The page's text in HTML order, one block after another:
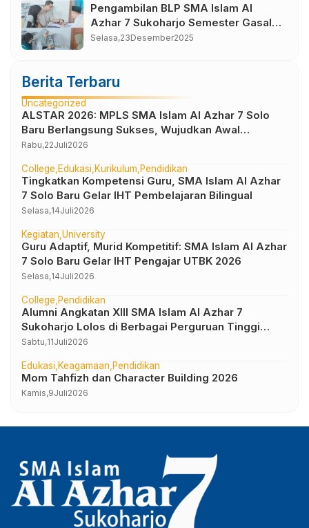
Pengambilan BLP SMA Islam Al
Azhar 7 Sukoharjo Semester Gasal
Tahun Pelajaran 2025-2026
Selasa,23Desember2025
Berita Terbaru
Uncategorized
ALSTAR 2026: MPLS SMA Islam Al Azhar 7 Solo
Baru Berlangsung Sukses, Wujudkan Awal
Perjalanan Peserta Didik yang Berkarakter
Rabu,22Juli2026
College Edukasi Kurikulum Pendidikan
Tingkatkan Kompetensi Guru, SMA Islam Al Azhar
7 Solo Baru Gelar IHT Pembelajaran Bilingual
Selasa,14Juli2026
Kegiatan University
Guru Adaptif, Murid Kompetitif: SMA Islam Al Azhar
7 Solo Baru Gelar IHT Pengajar UTBK 2026
Selasa,14Juli2026
College Pendidikan
Alumni Angkatan XIII SMA Islam Al Azhar 7
Sukoharjo Lolos di Berbagai Perguruan Tinggi
Negeri dan Luar Negeri
Sabtu,11Juli2026
Edukasi Keagamaan Pendidikan
Mom Tahfizh dan Character Building 2026
Kamis,9Juli2026